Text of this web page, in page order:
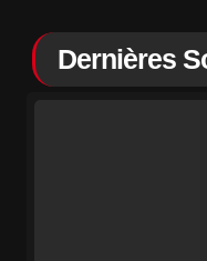
Dernières